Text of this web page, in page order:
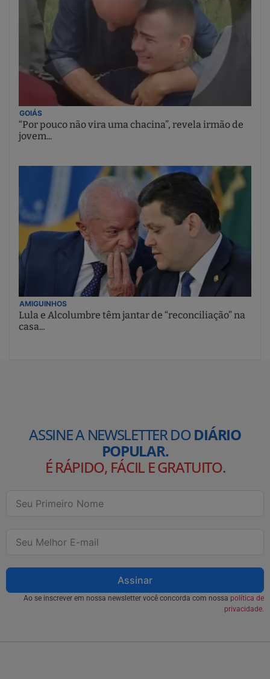
GOIÁS
“Por pouco não vira uma chacina”, revela irmão de
jovem...
AMIGUINHOS
Lula e Alcolumbre têm jantar de “reconciliação” na
casa...
ASSINE A NEWSLETTER DODIÁRIO
POPULAR.
É RÁPIDO, FÁCIL E GRATUITO.
Assinar
Ao se inscrever em nossa newsletter você concorda com nossa política de
privacidade.